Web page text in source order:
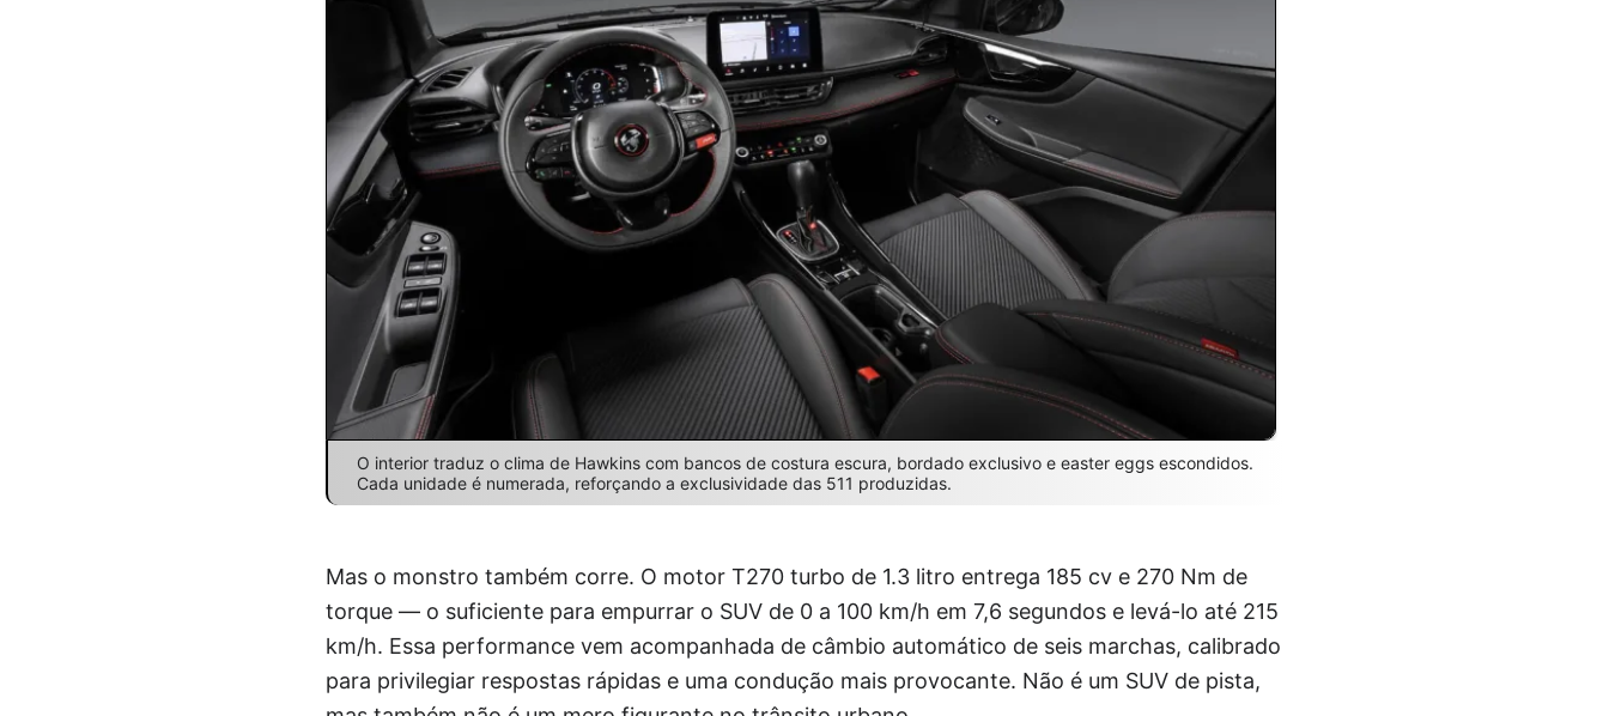
O interior traduz o clima de Hawkins com bancos de costura escura, bordado exclusivo e easter eggs escondidos.
Cada unidade é numerada, reforçando a exclusividade das 511 produzidas.
Mas o monstro também corre. O motor T270 turbo de 1.3 litro entrega 185 cv e 270 Nm de
torque — o suficiente para empurrar o SUV de 0 a 100 km/h em 7,6 segundos e levá-lo até 215
km/h. Essa performance vem acompanhada de câmbio automático de seis marchas, calibrado
para privilegiar respostas rápidas e uma condução mais provocante. Não é um SUV de pista,